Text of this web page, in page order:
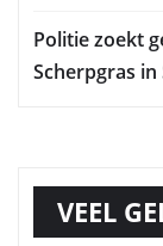
Politie zoekt
Scherpgras in
VEEL